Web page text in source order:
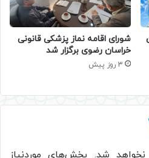
شورای اقامه نماز پزشکی قانونی
خراسان رضوی برگزار شد
3 روز پیش
شد. بخش‌های موردنیاز